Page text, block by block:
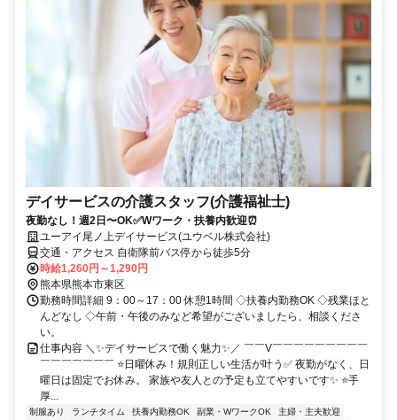
デイサービスの介護スタッフ(介護福祉士)
夜勤なし！週2日〜OK✅Wワーク・扶養内歓迎⏰
ユーアイ尾ノ上デイサービス(ユウベル株式会社)
交通・アクセス 自衛隊前バス停から徒歩5分
時給1,260円～1,290円
熊本県熊本市東区
勤務時間詳細 9：00～17：00 休憩1時間 ◇扶養内勤務OK ◇残業ほと
んどなし ◇午前・午後のみなど希望がございましたら、相談くださ
い。
仕事内容 ＼✨デイサービスで働く魅力✨／ ￣￣V￣￣￣￣￣￣￣￣￣
￣￣￣￣￣￣￣ ⭐日曜休み！規則正しい生活が叶う✅ 夜勤がなく、日
曜日は固定でお休み。 家族や友人との予定も立てやすいです✨ ⭐手
厚...
制服あり ランチタイム 扶養内勤務OK 副業・WワークOK
主婦・主夫歓迎